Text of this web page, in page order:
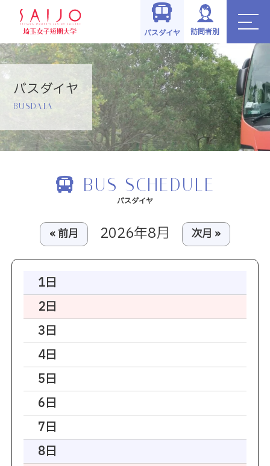
バスダイヤ 訪問者別
バスダイヤ
BUSDAIA
BUS SCHEDULE
バスダイヤ
« 前月 2026年8月 次月 »
1日
2日
3日
4日
5日
6日
7日
8日